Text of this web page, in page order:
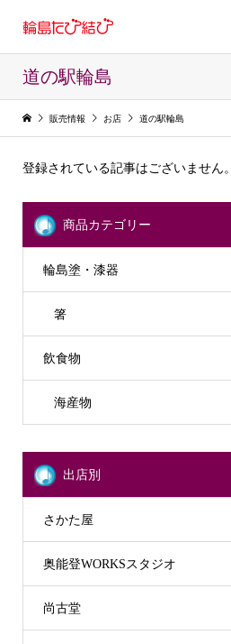
道の駅輪島
販売情報 お店 道の駅輪島
登録されている記事はございません。
商品カテゴリー
輪島塗・漆器
箸
飲食物
海産物
出店別
さかた屋
奥能登WORKSスタジオ
尚古堂